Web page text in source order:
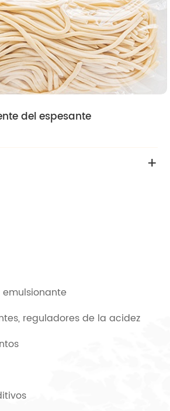
del espesante
+
emulsionante
reguladores de la acidez